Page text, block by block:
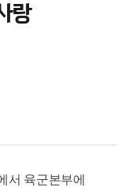
랑
서 육군본부에